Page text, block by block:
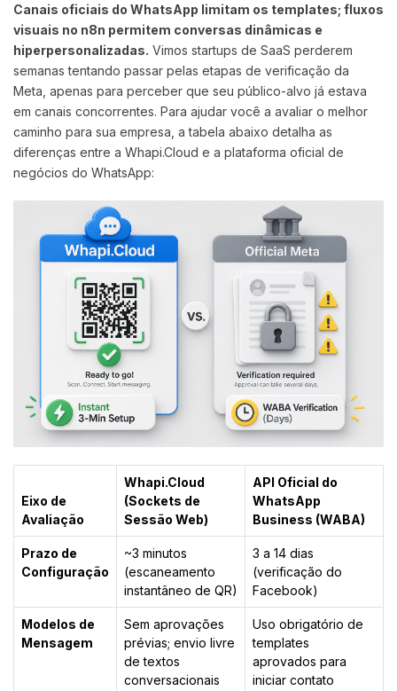
Canais oficiais do WhatsApp limitam os templates; fluxos
visuais no n8n permitem conversas dinâmicas e
hiperpersonalizadas. Vimos startups de SaaS perderem
semanas tentando passar pelas etapas de verificação da
Meta, apenas para perceber que seu público-alvo já estava
em canais concorrentes. Para ajudar você a avaliar o melhor
caminho para sua empresa, a tabela abaixo detalha as
diferenças entre a Whapi.Cloud e a plataforma oficial de
negócios do WhatsApp:
Eixo de
Avaliação
Whapi.Cloud
(Sockets de
Sessão Web)
API Oficial do
WhatsApp
Business (WABA)
Prazo de
Configuração
~3 minutos
(escaneamento
instantâneo de QR)
3 a 14 dias
(verificação do
Facebook)
Modelos de
Mensagem
Sem aprovações
prévias; envio livre
de textos
conversacionais
Uso obrigatório de
templates
aprovados para
iniciar contato